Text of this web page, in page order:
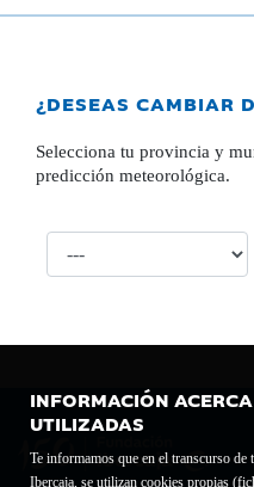
INFORMACIÓN
UTILIZADAS
Te informamos que en el transcurso
Ibercaja, se utilizan cookies propias
¿DESEAS CAMBIAR
Selecciona tu provincia y
predicción meteorológica.